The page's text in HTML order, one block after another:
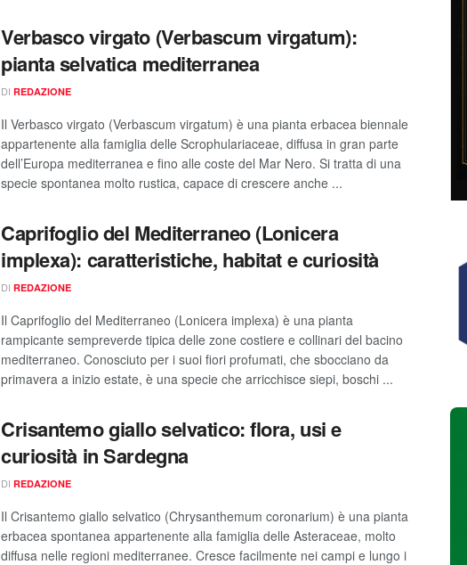
Verbasco virgato (Verbascum virgatum):
pianta selvatica mediterranea
DI REDAZIONE
Il Verbasco virgato (Verbascum virgatum) è una pianta erbacea biennale
appartenente alla famiglia delle Scrophulariaceae, diffusa in gran parte
dell’Europa mediterranea e fino alle coste del Mar Nero. Si tratta di una
specie spontanea molto rustica, capace di crescere anche ...
Caprifoglio del Mediterraneo (Lonicera
implexa): caratteristiche, habitat e curiosità
DI REDAZIONE
Il Caprifoglio del Mediterraneo (Lonicera implexa) è una pianta
rampicante sempreverde tipica delle zone costiere e collinari del bacino
mediterraneo. Conosciuto per i suoi fiori profumati, che sbocciano da
primavera a inizio estate, è una specie che arricchisce siepi, boschi ...
Crisantemo giallo selvatico: flora, usi e
curiosità in Sardegna
DI REDAZIONE
Il Crisantemo giallo selvatico (Chrysanthemum coronarium) è una pianta
erbacea spontanea appartenente alla famiglia delle Asteraceae, molto
diffusa nelle regioni mediterranee. Cresce facilmente nei campi e lungo i